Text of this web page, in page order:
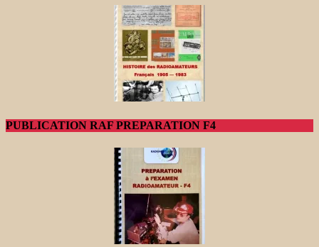
PUBLICATION RAF PREPARATION F4